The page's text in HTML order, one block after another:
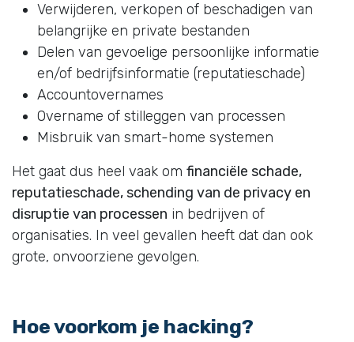
Verwijderen, verkopen of beschadigen van
belangrijke en private bestanden
Delen van gevoelige persoonlijke informatie
en/of bedrijfsinformatie (reputatieschade)
Accountovernames
Overname of stilleggen van processen
Misbruik van smart-home systemen
Het gaat dus heel vaak om financiële schade,
reputatieschade, schending van de privacy en
disruptie van processen in bedrijven of
organisaties. In veel gevallen heeft dat dan ook
grote, onvoorziene gevolgen.
Hoe voorkom je hacking?